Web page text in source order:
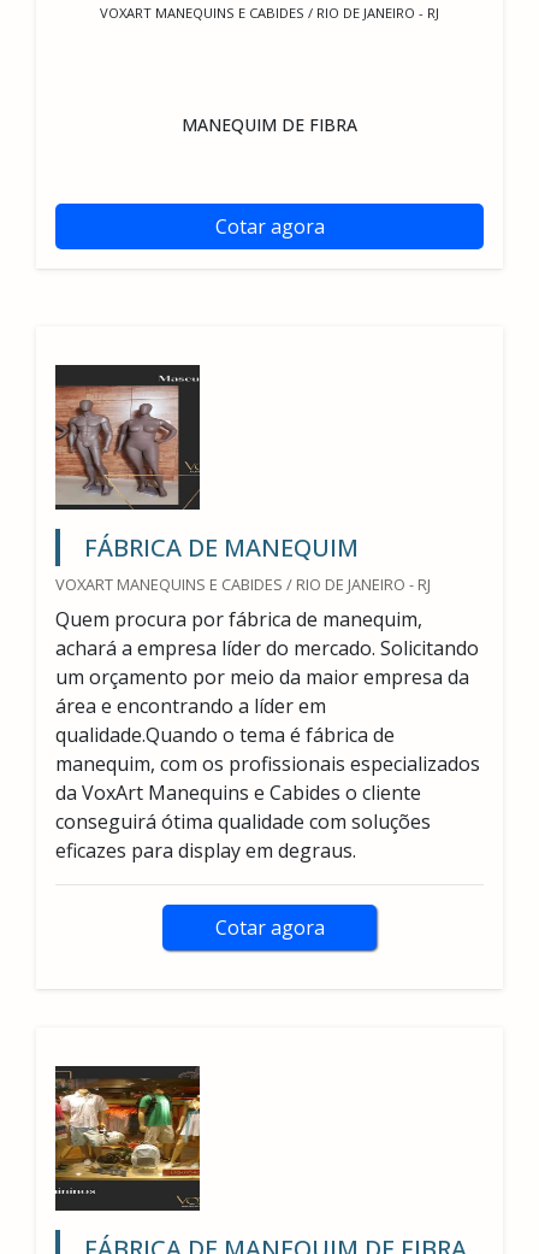
VOXART MANEQUINS E CABIDES / RIO DE JANEIRO - RJ
MANEQUIM DE FIBRA
Cotar agora
FÁBRICA DE MANEQUIM
VOXART MANEQUINS E CABIDES / RIO DE JANEIRO - RJ
Quem procura por fábrica de manequim,
achará a empresa líder do mercado. Solicitando
um orçamento por meio da maior empresa da
área e encontrando a líder em
qualidade.Quando o tema é fábrica de
manequim, com os profissionais especializados
da VoxArt Manequins e Cabides o cliente
conseguirá ótima qualidade com soluções
eficazes para display em degraus.
Cotar agora